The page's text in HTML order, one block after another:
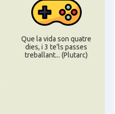
Que la vida son quatre
dies, i 3 te'ls passes
treballant... (Plutarc)